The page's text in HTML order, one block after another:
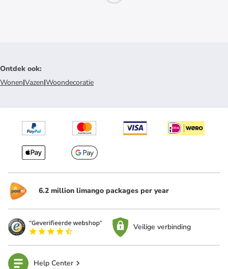
Ontdek ook:
Wonen|Vazen|Woondecoratie
6.2 million limango packages per year
Veilige verbinding
Help Center